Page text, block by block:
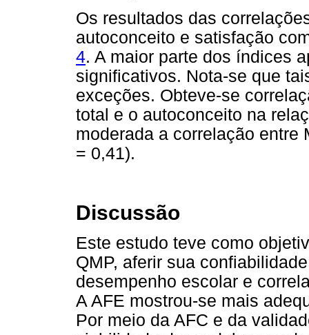
Os resultados das
autoconceito e satisfação
4. A maior parte dos índices
significativos. Nota-se que
exceções. Obteve-se
total e o autoconceito na
moderada a correlação
= 0,41).
Discussão
Este estudo teve como
QMP, aferir sua
desempenho escolar e
A AFE mostrou-se mais
Por meio da AFC e da